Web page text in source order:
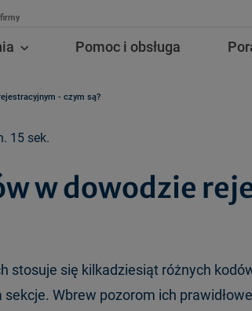
Pomoc i obsługa
- czym są?
15 sek.
w dowodzie
stosuje się kilkadziesiąt różnych
Wbrew pozorom ich